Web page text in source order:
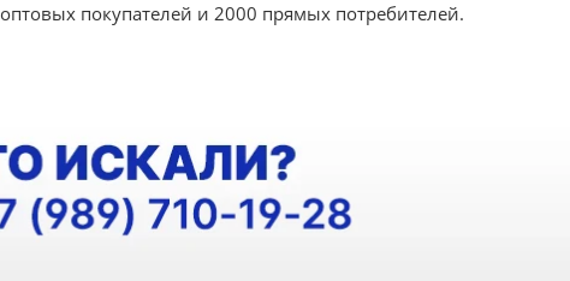
оптовых покупателей и 2000 прямых потребителей.